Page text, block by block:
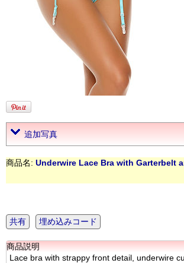
追加写真
商品名: Underwire Lace Bra with Garterbelt
共有 埋め込みコード
商品説明
Lace bra with strappy front detail, underwire